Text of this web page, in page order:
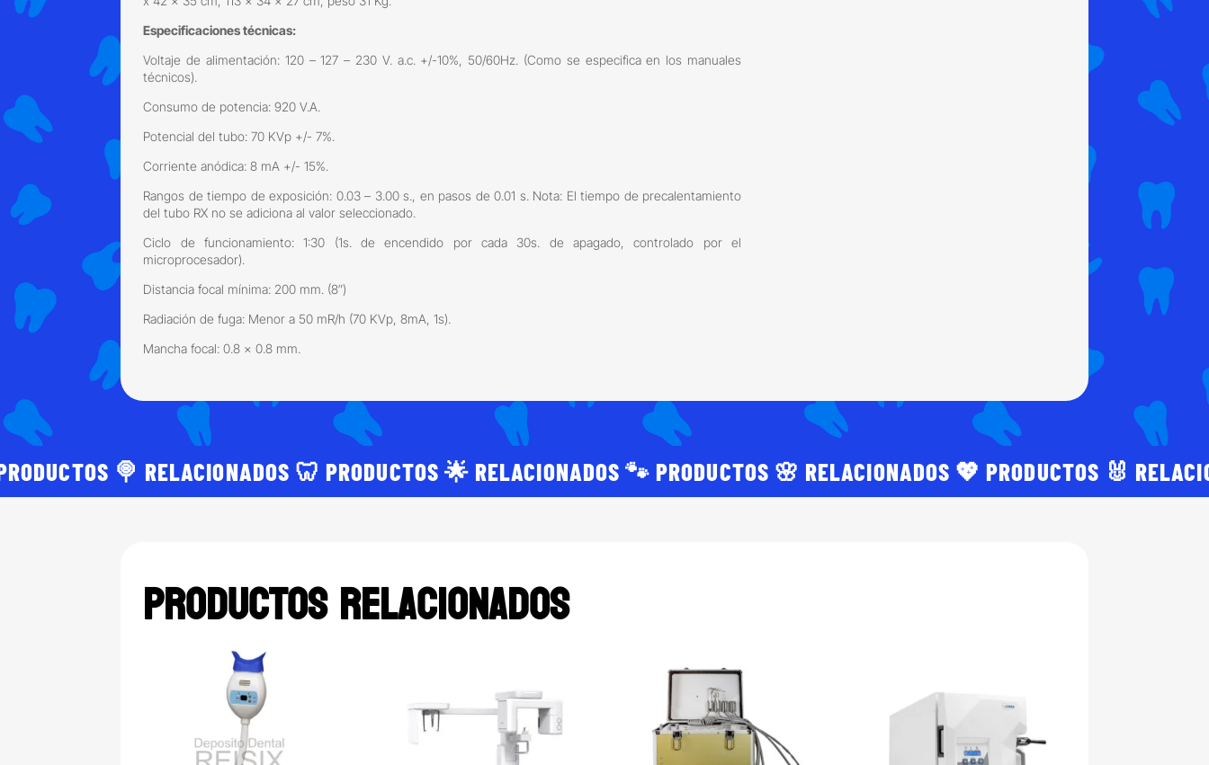
Especificaciones técnicas:
Voltaje de alimentación: 120 – 127 – 230 V. a.c. +/-10%, 50/60Hz. (Como se especifica en los manuales
técnicos).
Consumo de potencia: 920 V.A.
Potencial del tubo: 70 KVp +/- 7%.
Corriente anódica: 8 mA +/- 15%.
Rangos de tiempo de exposición: 0.03 – 3.00 s., en pasos de 0.01 s. Nota: El tiempo de precalentamiento
del tubo RX no se adiciona al valor seleccionado.
Ciclo de funcionamiento: 1:30 (1s. de encendido por cada 30s. de apagado, controlado por el
microprocesador).
Distancia focal mínima: 200 mm. (8″)
Radiación de fuga: Menor a 50 mR/h (70 KVp, 8mA, 1s).
Mancha focal: 0.8 x 0.8 mm.
🍭 RELACIONADOS 🦷 PRODUCTOS 🌟 RELACIONADOS 🐾 PRODUCTOS 🌸 RELACIONADOS 💖 PRODUCTOS 🐰
Productos relacionados